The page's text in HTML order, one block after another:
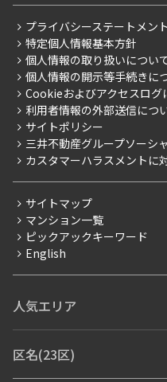
こだわりから探す
こだわり一覧
プレミアムマンション
新築
当社限定（港区・渋谷区）
当社限定（港区・渋谷区以
三井不動産企画
賃料改定
フリーレント
ペット可
ブランドマンション
ご入居・提携サービス
お部屋探しからご契約まで
よくあるご質問
社宅紹介
【仲介会社様向け】当社仲
会社情報
事業案内
採用情報
ニュースリリース
お問い合わせ
プライバシーステートメント
特定個人情報基本方針
個人情報の取り扱いについ
個人情報の開示等手続きに
Cookieおよびアクセスログ
利用者情報の外部送信につ
サイトポリシー
三井不動産グループソーシ
カスタマーハラスメントに
サイトマップ
マンション一覧
ピックアックキーワード
English
人気エリア
青山・表参道・原宿
区名(23区)